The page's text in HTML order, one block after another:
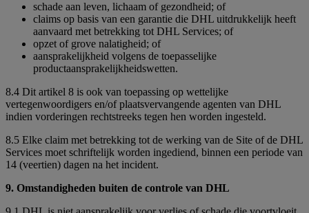
schade aan leven, lichaam of gezondheid; of
claims op basis van een garantie die DHL uitdrukkelijk heeft
aanvaard met betrekking tot DHL Services; of
opzet of grove nalatigheid; of
aansprakelijkheid volgens de toepasselijke
productaansprakelijkheidswetten.
8.4 Dit artikel 8 is ook van toepassing op wettelijke
vertegenwoordigers en/of plaatsvervangende agenten van DHL
indien vorderingen rechtstreeks tegen hen worden ingesteld.
8.5 Elke claim met betrekking tot de werking van de Site of de DHL
Services moet schriftelijk worden ingediend, binnen een periode van
14 (veertien) dagen na het incident.
9. Omstandigheden buiten de controle van DHL